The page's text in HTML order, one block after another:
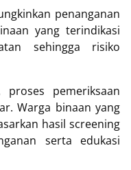
penanganan
yang terindikasi
sehingga risiko
proses pemeriksaan
Warga binaan yang
hasil screening
serta edukasi